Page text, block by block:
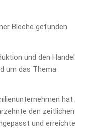
Bleche gefunden
und den Handel
um das Thema
hat
den zeitlichen
und erreichte